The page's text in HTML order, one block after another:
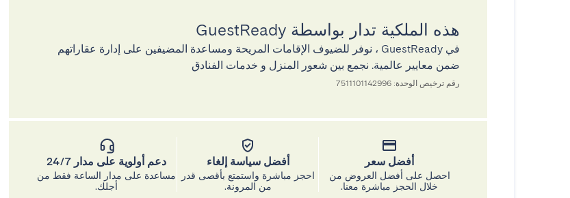
هذه الملكية تدار بواسطة GuestReady
في GuestReady ، نوفر للضيوف الإقامات المريحة ومساعدة المضيفين على إدارة عقاراتهم
ضمن معايير عالمية. نجمع بين شعور المنزل و خدمات الفنادق
رقم ترخيص الوحدة: 7511101142996
أفضل سعر
احصل على أفضل العروض من
خلال الحجز مباشرة معنا.
أفضل سياسة إلغاء
احجز مباشرة واستمتع بأقصى قدر
من المرونة.
دعم أولوية على مدار 24/7
مساعدة على مدار الساعة فقط من
أجلك.